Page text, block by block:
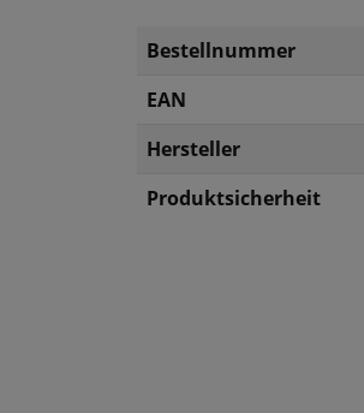
Bestellnummer
EAN
Hersteller
Produktsicherheit